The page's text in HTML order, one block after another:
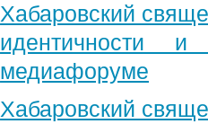
Хабаровский
идентичности
медиафоруме
Хабаровский